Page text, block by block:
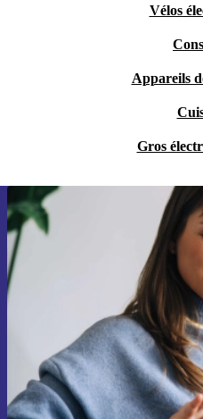
Vélos
Appareils
Gros
Recevoir
par mail
Ne manquez
Retrouvez les informations sur
dans notre
politique de